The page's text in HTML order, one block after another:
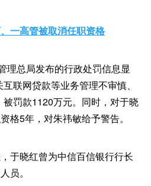
一高管被取消任职资格
理总局发布的行政处罚信息显
联网贷款等业务管理不审慎、
被罚款1120万元。同时，对于晓
格5年，对朱祎敏给予警告。
于晓红曾为中信百信银行行长
员。